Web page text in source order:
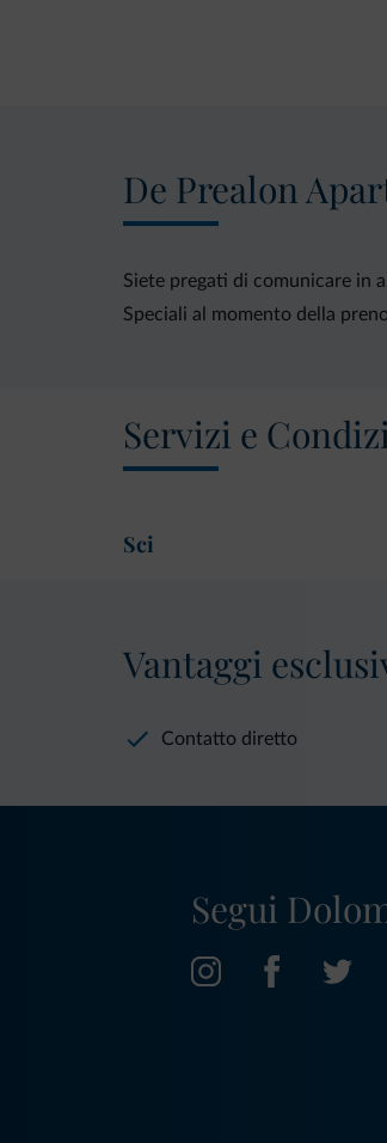
De Prealon
Siete pregati di comunicare in
Speciali al momento della
Servizi e
Sci
Vantaggi
Contatto diretto
Segui